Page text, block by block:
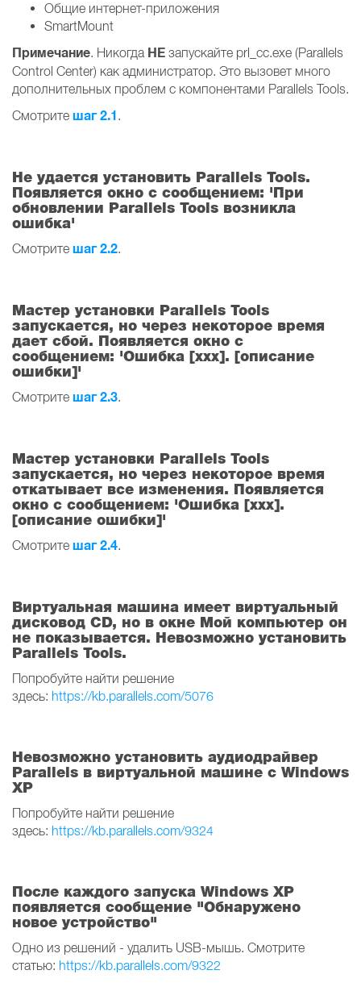
Общие интернет-приложения
SmartMount
Примечание. Никогда НЕ запускайте prl_cc.exe (Parallels
Control Center) как администратор. Это вызовет много
дополнительных проблем с компонентами Parallels Tools.
Смотрите шаг 2.1.
Не удается установить Parallels Tools.
Появляется окно с сообщением: 'При
обновлении Parallels Tools возникла
ошибка'
Смотрите шаг 2.2.
Мастер установки Parallels Tools
запускается, но через некоторое время
дает сбой. Появляется окно с
сообщением: 'Ошибка [xxx]. [описание
ошибки]'
Смотрите шаг 2.3.
Мастер установки Parallels Tools
запускается, но через некоторое время
откатывает все изменения. Появляется
окно с сообщением: 'Ошибка [xxx].
[описание ошибки]'
Смотрите шаг 2.4.
Виртуальная машина имеет виртуальный
дисковод CD, но в окне Мой компьютер он
не показывается. Невозможно установить
Parallels Tools.
Попробуйте найти решение
здесь: https://kb.parallels.com/5076
Невозможно установить аудиодрайвер
Parallels в виртуальной машине с Windows
XP
Попробуйте найти решение
здесь: https://kb.parallels.com/9324
После каждого запуска Windows XP
появляется сообщение "Обнаружено
новое устройство"
Одно из решений - удалить USB-мышь. Смотрите
статью: https://kb.parallels.com/9322